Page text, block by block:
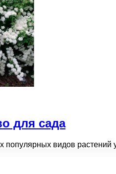
для сада
популярных видов